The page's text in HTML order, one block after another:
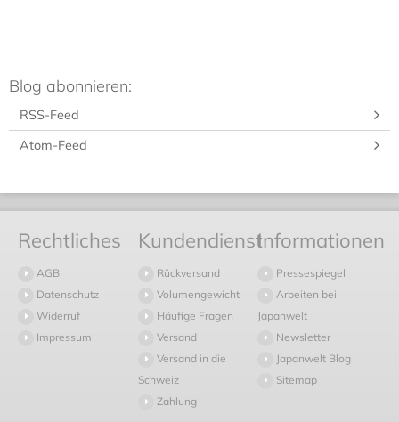
Blog abonnieren:
RSS-Feed
Atom-Feed
Rechtliches
AGB
Datenschutz
Widerruf
Impressum
Kundendienst
Rückversand
Volumengewicht
Häufige Fragen
Versand
Versand in die
Schweiz
Zahlung
Informationen
Pressespiegel
Arbeiten bei
Japanwelt
Newsletter
Japanwelt Blog
Sitemap